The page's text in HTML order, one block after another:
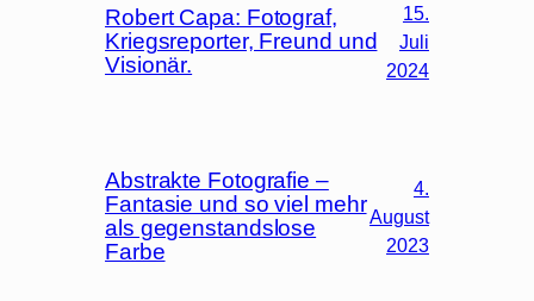
Robert Capa: Fotograf,
Kriegsreporter, Freund und
Visionär.
15.
Juli
2024
Abstrakte Fotografie –
Fantasie und so viel mehr
als gegenstandslose
Farbe
4.
August
2023